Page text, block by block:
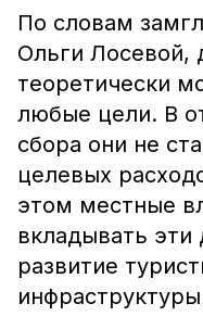
По словам
Ольги Лосевой,
теоретически
любые цели. В
сбора они не
целевых
этом местные
вкладывать
развитие